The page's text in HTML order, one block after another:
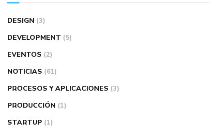
DESIGN (3)
DEVELOPMENT (5)
EVENTOS (2)
NOTICIAS (61)
PROCESOS Y APLICACIONES (3)
PRODUCCIÓN (1)
STARTUP (1)